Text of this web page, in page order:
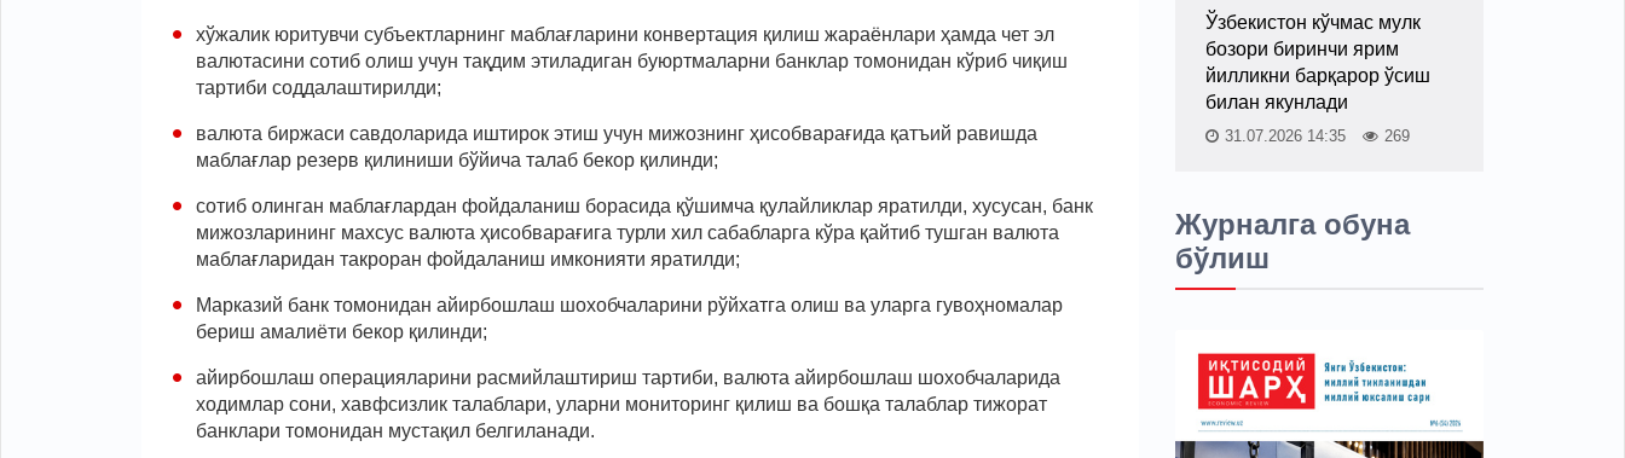
хўжалик юритувчи субъектларнинг маблағларини конвертация қилиш жараёнлари ҳамда чет эл
валютасини сотиб олиш учун тақдим этиладиган буюртмаларни банклар томонидан кўриб чиқиш
тартиби соддалаштирилди;
валюта биржаси савдоларида иштирок этиш учун мижознинг ҳисобварағида қатъий равишда
маблағлар резерв қилиниши бўйича талаб бекор қилинди;
сотиб олинган маблағлардан фойдаланиш борасида қўшимча қулайликлар яратилди, хусусан, банк
мижозларининг махсус валюта ҳисобварағига турли хил сабабларга кўра қайтиб тушган валюта
маблағларидан такроран фойдаланиш имконияти яратилди;
Марказий банк томонидан айирбошлаш шохобчаларини рўйхатга олиш ва уларга гувоҳномалар
бериш амалиёти бекор қилинди;
айирбошлаш операцияларини расмийлаштириш тартиби, валюта айирбошлаш шохобчаларида
ходимлар сони, хавфсизлик талаблари, уларни мониторинг қилиш ва бошқа талаблар тижорат
банклари томонидан мустақил белгиланади.
Ўзбекистон кўчмас мулк
бозори биринчи ярим
йилликни барқарор ўсиш
билан якунлади
31.07.2026 14:35 269
Журналга обуна
бўлиш